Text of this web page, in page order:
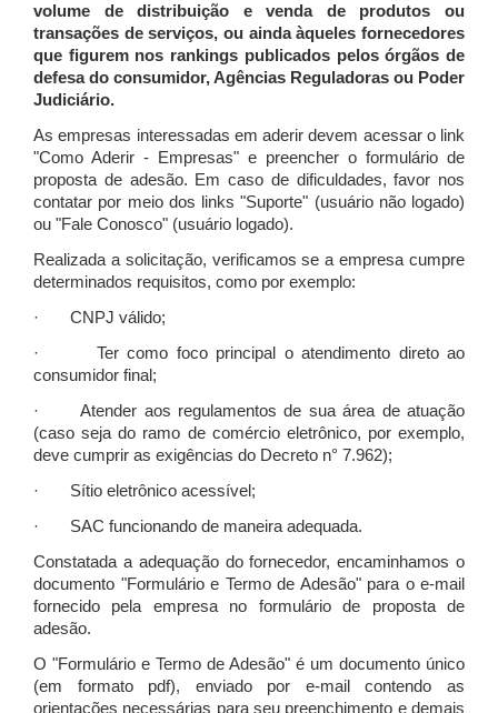
volume de distribuição e venda de produtos ou
transações de serviços, ou ainda àqueles fornecedores
que figurem nos rankings publicados pelos órgãos de
defesa do consumidor, Agências Reguladoras ou Poder
Judiciário.
As empresas interessadas em aderir devem acessar o link
"Como Aderir - Empresas" e preencher o formulário de
proposta de adesão. Em caso de dificuldades, favor nos
contatar por meio dos links "Suporte" (usuário não logado)
ou "Fale Conosco" (usuário logado).
Realizada a solicitação, verificamos se a empresa cumpre
determinados requisitos, como por exemplo:
· CNPJ válido;
· Ter como foco principal o atendimento direto ao
consumidor final;
· Atender aos regulamentos de sua área de atuação
(caso seja do ramo de comércio eletrônico, por exemplo,
deve cumprir as exigências do Decreto n° 7.962);
· Sítio eletrônico acessível;
· SAC funcionando de maneira adequada.
Constatada a adequação do fornecedor, encaminhamos o
documento "Formulário e Termo de Adesão" para o e-mail
fornecido pela empresa no formulário de proposta de
adesão.
O "Formulário e Termo de Adesão" é um documento único
(em formato pdf), enviado por e-mail contendo as
orientações necessárias para seu preenchimento e demais